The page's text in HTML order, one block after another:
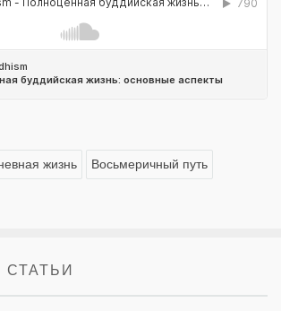
жизнь Восьмеричный путь